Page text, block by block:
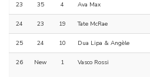
23 35 4 Ava Max
24 23 19 Tate McRae
25 24 10 Dua Lipa & Angèle
26 New 1 Vasco Rossi